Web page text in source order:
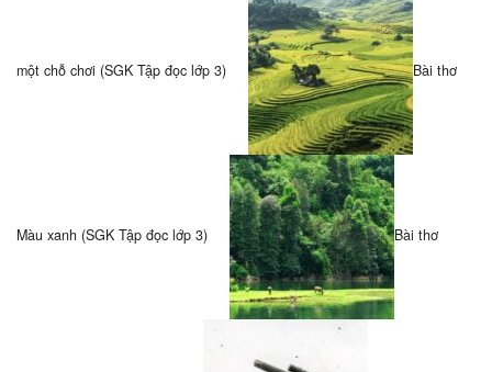
một chỗ chơi (SGK Tập đọc lớp 3) Bài thơ
Màu xanh (SGK Tập đọc lớp 3) Bài thơ